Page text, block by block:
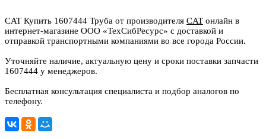
CAT Купить 1607444 Труба от производителя CAT онлайн в
интернет-магазине ООО «ТехСибРесурс» с доставкой и
отправкой транспортными компаниями во все города России.
Уточняйте наличие, актуальную цену и сроки поставки запчасти
1607444 у менеджеров.
Бесплатная консультация специалиста и подбор аналогов по
телефону.